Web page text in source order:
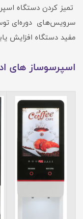
تمیز کردن دستگاه
سرویس‌های دوره‌ای
مفید دستگاه افزایش
اسپرسوساز های